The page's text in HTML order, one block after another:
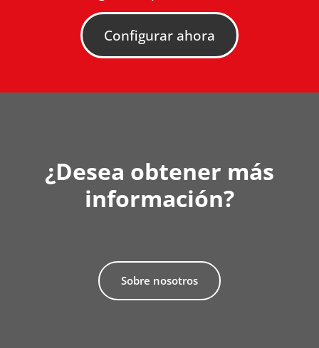
Configurar ahora
¿Desea obtener más
información?
Sobre nosotros